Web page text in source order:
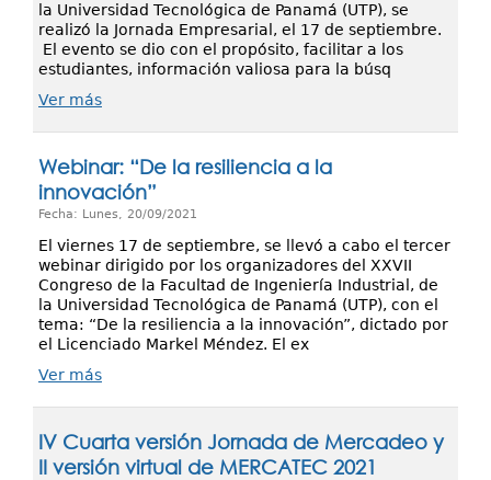
la Universidad Tecnológica de Panamá (UTP), se
realizó la Jornada Empresarial, el 17 de septiembre.
El evento se dio con el propósito, facilitar a los
estudiantes, información valiosa para la búsq
Ver más
Webinar: “De la resiliencia a la
innovación”
Fecha: Lunes, 20/09/2021
El viernes 17 de septiembre, se llevó a cabo el tercer
webinar dirigido por los organizadores del XXVII
Congreso de la Facultad de Ingeniería Industrial, de
la Universidad Tecnológica de Panamá (UTP), con el
tema: “De la resiliencia a la innovación”, dictado por
el Licenciado Markel Méndez. El ex
Ver más
IV Cuarta versión Jornada de Mercadeo y
II versión virtual de MERCATEC 2021